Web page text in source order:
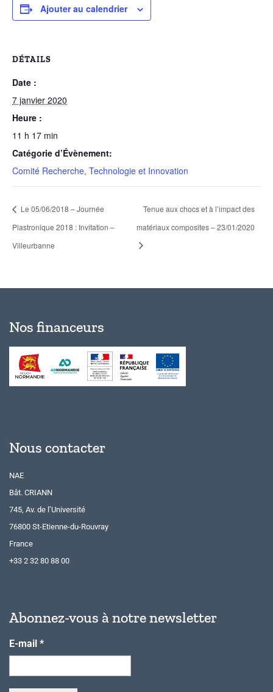
Ajouter au calendrier
DÉTAILS
Date :
7 janvier 2020
Heure :
11 h 17 min
Catégorie d’Évènement:
Comité Recherche, Technologie et Innovation
Le 05/06/2018 – Journée
Plastronique 2018 : Invitation –
Villeurbanne
Tenue aux chocs et à l’impact des
matériaux composites – 23/01/2020
Nos financeurs
Nous contacter
NAE
Bât. CRIANN
745, Av. de l’Université
76800 St-Etienne-du-Rouvray
France
+33 2 32 80 88 00
Abonnez-vous à notre newsletter
E-mail *